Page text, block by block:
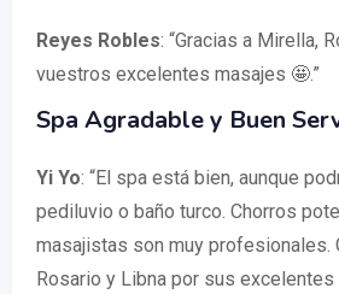
Reyes Robles: “Gracias a Mirella,
vuestros excelentes masajes 🤩.”
Spa Agradable y Buen
Yi Yo: “El spa está bien, aunque
pediluvio o baño turco. Chorros
masajistas son muy profesionales.
Rosario y Libna por sus excelentes